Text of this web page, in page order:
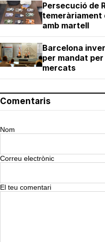
Persecució de
amb martell
Barcelona
per mandat
mercats
Comentaris
Nom
Correu electrònic
El teu comentari